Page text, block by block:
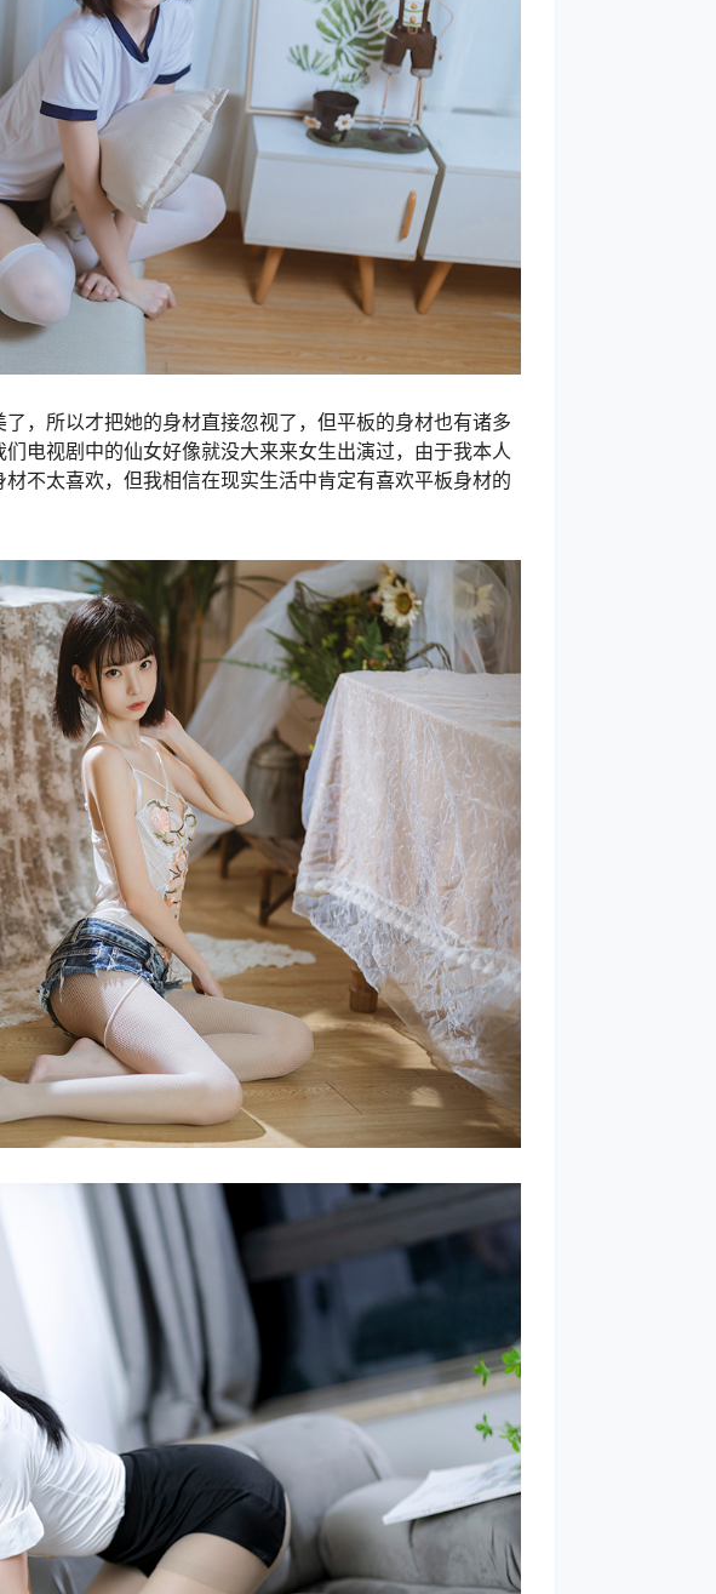
，所以才把她的身材直接忽视了，但平板的身材也有诸多
电视剧中的仙女好像就没大来来女生出演过，由于我本人
不太喜欢，但我相信在现实生活中肯定有喜欢平板身材的